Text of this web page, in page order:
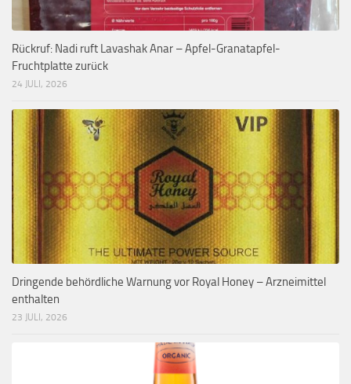
Rückruf: Nadi ruft Lavashak Anar – Apfel-Granatapfel-
Fruchtplatte zurück
24 JULI, 2026
Dringende behördliche Warnung vor Royal Honey – Arzneimittel
enthalten
23 JULI, 2026